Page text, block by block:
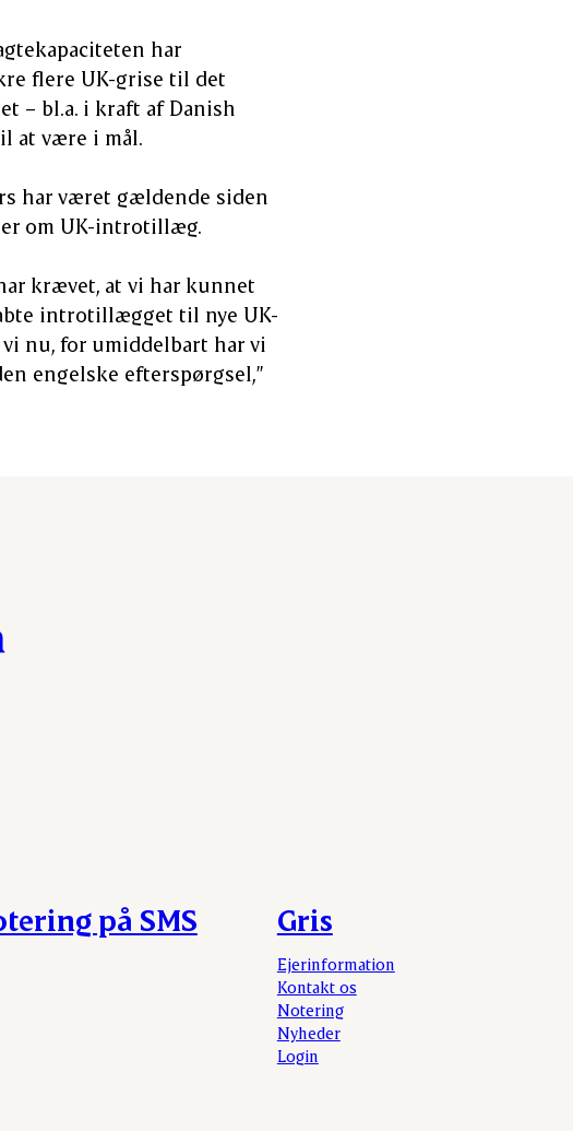
har
flere UK-grise til det
– bl.a. i kraft af Danish
at være i mål.
har været gældende siden
om UK-introtillæg.
krævet, at vi har kunnet
introtillægget til nye UK-
nu, for umiddelbart har vi
engelske efterspørgsel,”
på SMS Gris
Ejerinformation
Kontakt os
Notering
Nyheder
Login